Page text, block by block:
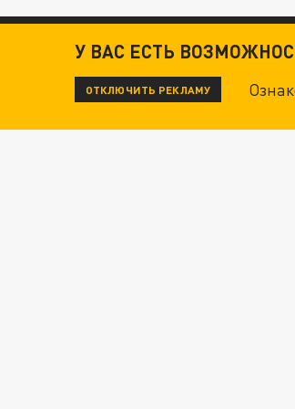
У ВАС ЕСТЬ
ОТКЛЮЧИТЬ РЕКЛАМУ